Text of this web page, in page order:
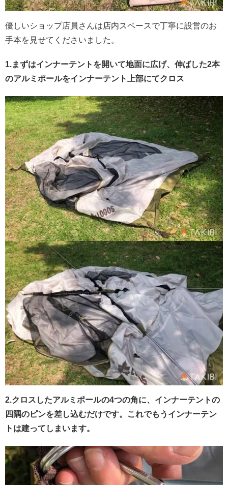
優しいショップ店員さんは店内スペースで丁寧に設営のお
手本を見せてくださいました。
1.まずはインナーテントを開いて地面に広げ、伸ばした2本
のアルミポールをインナーテント上部にてクロス
2.クロスしたアルミポールの4つの角に、インナーテントの
四隅のピンを差し込むだけです。これでもうインナーテン
トは建ってしまいます。